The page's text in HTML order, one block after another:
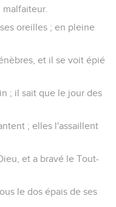
oreilles ; en pleine
et il se voit épié
; il sait que le jour des
; elles l'assaillent
et a bravé le Tout-
le dos épais de ses